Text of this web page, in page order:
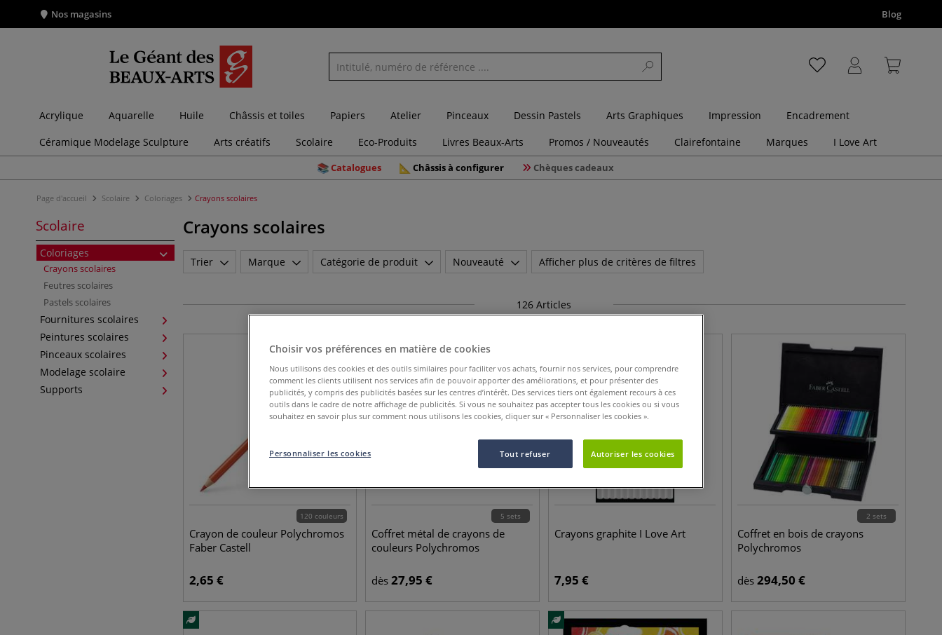
Nos magasins Blog
Acrylique Aquarelle Huile Châssis et toiles Papiers Atelier Pinceaux Dessin Pastels Arts Graphiques Impression
Encadrement
Céramique Modelage Sculpture
Arts créatifs Scolaire Eco-Produits Livres Beaux-Arts Promos / Nouveautés Clairefontaine Marques I Love Art
Catalogues Châssis à configurer Chèques cadeaux
Page d'accueil Scolaire Coloriages Crayons scolaires
Scolaire
Coloriages
Crayons scolaires
Feutres scolaires
Pastels scolaires
Fournitures scolaires
Peintures scolaires
Pinceaux scolaires
Modelage scolaire
Supports
Crayons scolaires
Trier Marque Catégorie de produit Nouveauté Afficher plus de critères de filtres
126 Articles
120 couleurs
Crayon de couleur Polychromos
Faber Castell
2,65 €
5 sets
Coffret métal de crayons de
couleurs Polychromos
dès 27,95 €
Crayons graphite I Love Art
7,95 €
2 sets
Coffret en bois de crayons
Polychromos
dès 294,50 €
Choisir vos préférences en matière de cookies
Nous utilisons des cookies et des outils similaires pour faciliter vos achats, fournir nos services, pour comprendre
comment les clients utilisent nos services afin de pouvoir apporter des améliorations, et pour présenter des
publicités, y compris des publicités basées sur les centres d’intérêt. Des services tiers ont également recours à ces
outils dans le cadre de notre affichage de publicités. Si vous ne souhaitez pas accepter tous les cookies ou si vous
souhaitez en savoir plus sur comment nous utilisons les cookies, cliquer sur « Personnaliser les cookies ».
Tout refuser Autoriser les cookies
Personnaliser les cookies